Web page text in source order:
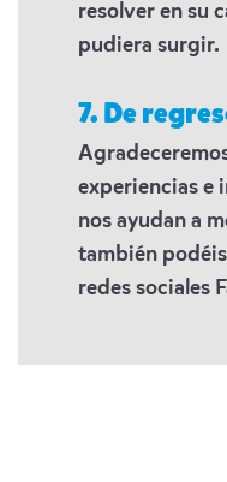
resolver en su
pudiera surgir.
7. De
experiencias e
nos ayudan a
también
redes sociales